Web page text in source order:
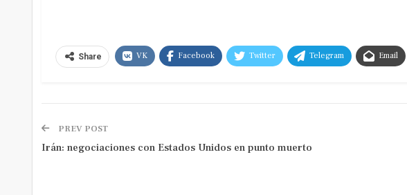
Share VK Facebook Twitter Telegram Email
PREV POST
Irán: negociaciones con Estados Unidos en punto muerto